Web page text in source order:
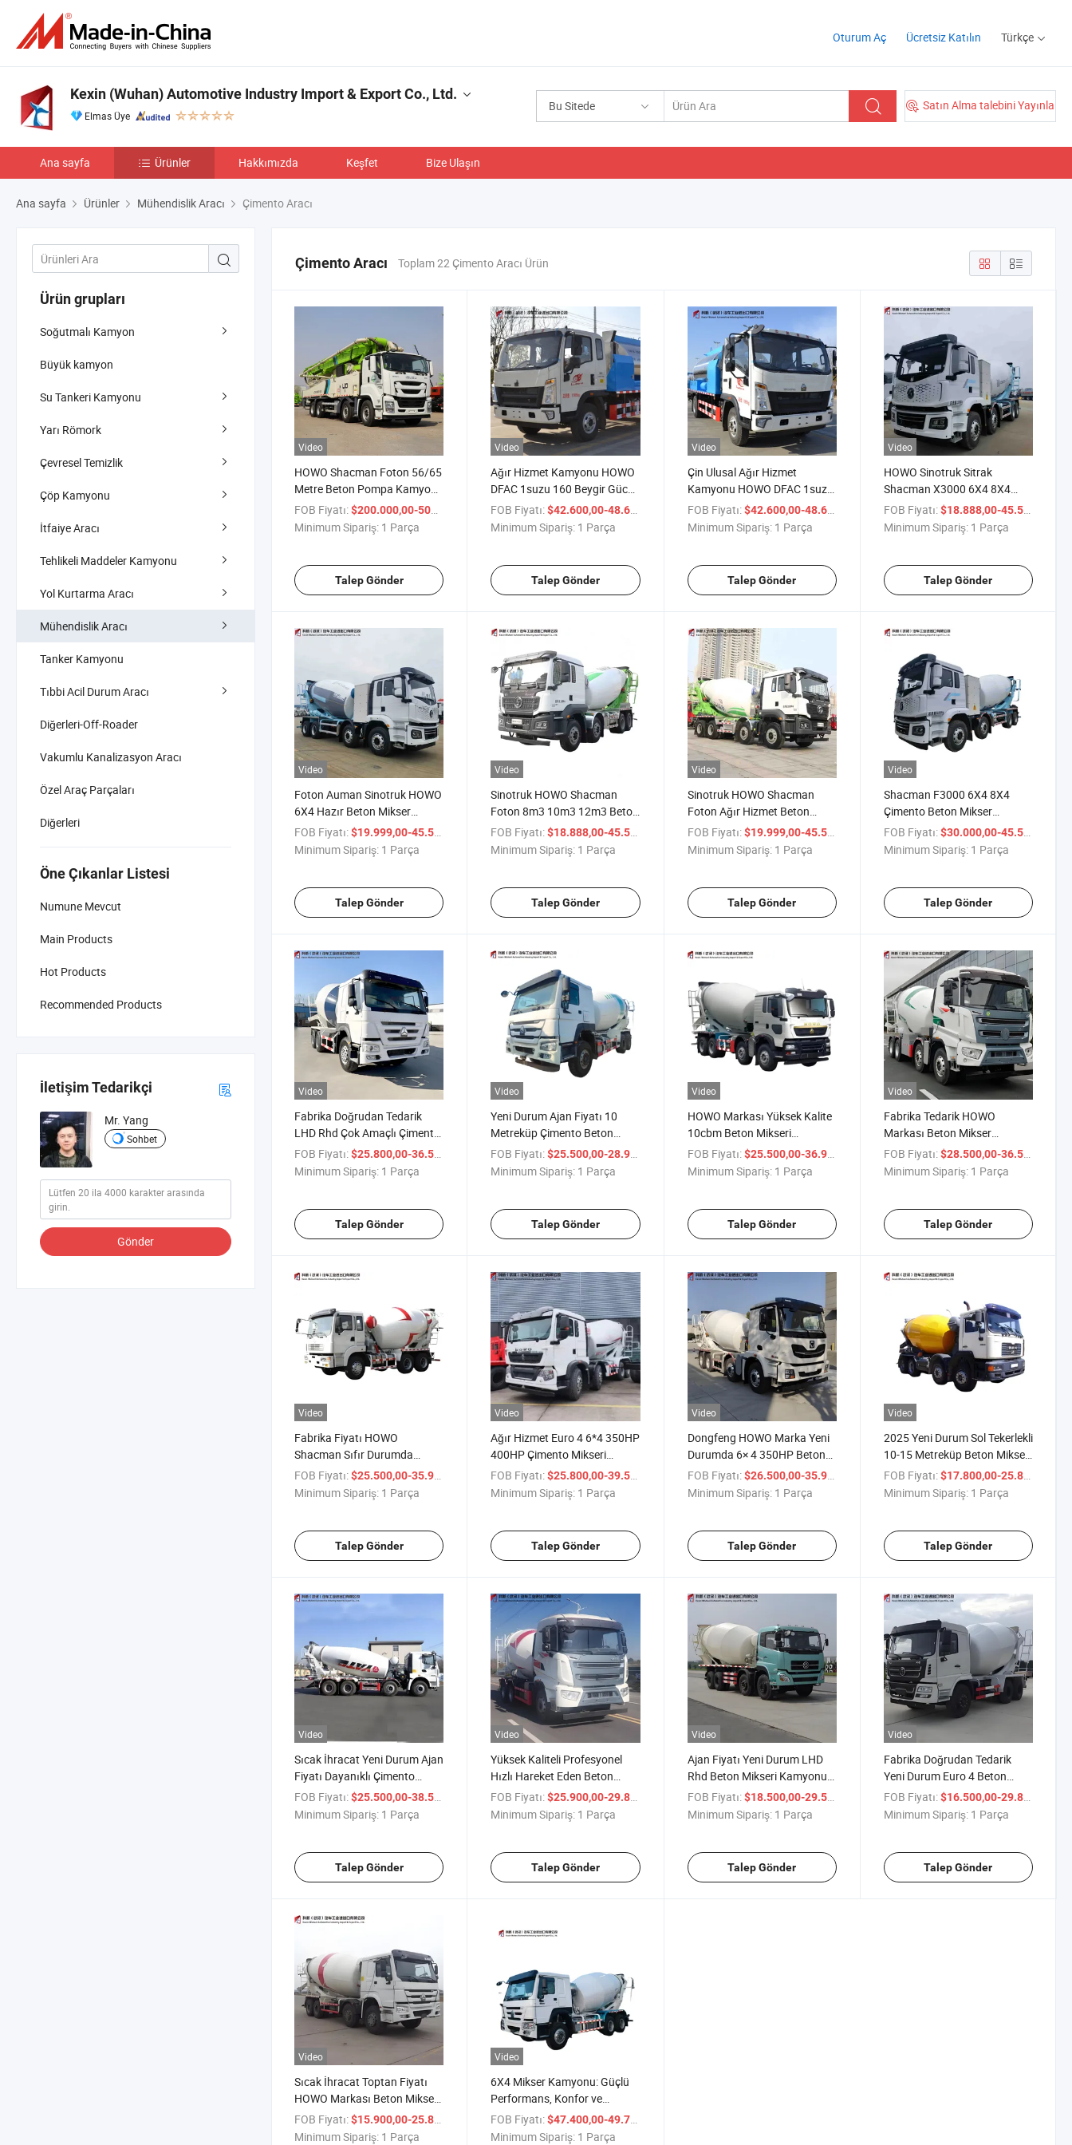
Oturum Aç Ücretsiz Katılın Türkçe
Bu Sitede Satın Alma talebini Yayınla
Kexin (Wuhan) Automotive Industry Import & Export Co., Ltd.
Elmas Üye
Ana sayfa Ürünler Hakkımızda Keşfet Bize Ulaşın
Ana sayfa Ürünler Mühendislik Aracı Çimento Aracı
Ürün grupları
Soğutmalı Kamyon
Büyük kamyon
Su Tankeri Kamyonu
Yarı Römork
Çevresel Temizlik
Çöp Kamyonu
İtfaiye Aracı
Tehlikeli Maddeler Kamyonu
Yol Kurtarma Aracı
Mühendislik Aracı
Tanker Kamyonu
Tıbbi Acil Durum Aracı
Diğerleri-Off-Roader
Vakumlu Kanalizasyon Aracı
Özel Araç Parçaları
Diğerleri
Öne Çıkanlar Listesi
Numune Mevcut
Main Products
Hot Products
Recommended Products
İletişim Tedarikçi
Mr. Yang
Sohbet
Gönder
Çimento Aracı Toplam 22 Çimento Aracı Ürün
Video
HOWO Shacman Foton 56/65
Metre Beton Pompa Kamyonu
İkinci El İnşaat Makineleri
Beton Yerleştirme Kolu İkinci
El Kamyon Monteli Beton
Pompa Kamyonu
FOB Fiyatı:$200.000,00-500.000,00
/ Parça
Minimum Sipariş: 1 Parça
Talep Gönder
Video
Ağır Hizmet Kamyonu HOWO
DFAC 1suzu 160 Beygir Gücü
4X2 Asfalt Dağıtım Kamyonu
FOB Fiyatı: $42.600,00-48.600,00
/ Parça
Minimum Sipariş: 1 Parça
Talep Gönder
Video
Çin Ulusal Ağır Hizmet
Kamyonu HOWO DFAC 1suzu
160 Beygir Gücü 4X2 Asfalt
Dağıtım Kamyonu
FOB Fiyatı: $42.600,00-48.600,00
/ Parça
Minimum Sipariş: 1 Parça
Talep Gönder
Video
HOWO Sinotruk Sitrak
Shacman X3000 6X4 8X4
Ağır Yük 10cbm 12cbm
14cbm Beton Mikseri
Kamyonu Euro 2 Euro 3 Euro
Çimento Mikseri Kamyonu
FOB Fiyatı: $18.888,00-45.500,00
Minimum Sipariş: 1 Parça
Talep Gönder
Video
Foton Auman Sinotruk HOWO
6X4 Hazır Beton Mikser
Kamyonu 8m3 10m3 12m3
290HP Dizel Motor Euro V Çift
Helix Karıştırma Tamburu
FOB Fiyatı:$19.999,00-45.500,00
/ Parça
Minimum Sipariş: 1 Parça
Talep Gönder
Video
Sinotruk HOWO Shacman
Foton 8m3 10m3 12m3 Beton
Mikseri Kamyonu Weichai
Motor Hızlı Şanzıman Man
Aks Otomobil Çimento Mikser
FOB Fiyatı: $18.888,00-45.500,00
/ Parça
Minimum Sipariş: 1 Parça
Talep Gönder
Video
Sinotruk HOWO Shacman
Foton Ağır Hizmet Beton
Mikseri Kamyonu 6X4 8X4
10cbm 12cbm 14cbm Güçlü
Şasi Yüksek Dayanıklılık
Motoru Çimento Mikseri
FOB Fiyatı: $19.999,00-45.500,00
/ Parça
Minimum Sipariş: 1 Parça
Talep Gönder
Video
Shacman F3000 6X4 8X4
Çimento Beton Mikser
Kamyonu 8m³ 10m³ Yüksek
Performanslı Karıştırma
Kapasitesine Sahip Otomatik
FOB Fiyatı: $30.000,00-45.500,00
Minimum Sipariş: 1 Parça
Talep Gönder
Video
Fabrika Doğrudan Tedarik
LHD Rhd Çok Amaçlı Çimento
Mikseri Kamyonu Betona
Mikser Kamyonu Verimli
Karıştırma için
FOB Fiyatı:$25.800,00-36.500,00
/ Parça
Minimum Sipariş: 1 Parça
Talep Gönder
Video
Yeni Durum Ajan Fiyatı 10
Metreküp Çimento Beton
Mikser Kamyonu İnşaat Beton
Mikseri Satılık
FOB Fiyatı: $25.500,00-28.900,00
/ Parça
Minimum Sipariş: 1 Parça
Talep Gönder
Video
HOWO Markası Yüksek Kalite
10cbm Beton Mikseri
Kamyonu Çimento Mikseri için
Çimento Taşıyıcı
FOB Fiyatı: $25.500,00-36.900,00
/ Parça
Minimum Sipariş: 1 Parça
Talep Gönder
Video
Fabrika Tedarik HOWO
Markası Beton Mikser
Kamyonu Çimento Mikser
Kamyonu LHD Sağ
Direksiyonlu İnşaat Sahası
İhracat
FOB Fiyatı: $28.500,00-36.500,00
Minimum Sipariş: 1 Parça
Talep Gönder
Video
Fabrika Fiyatı HOWO
Shacman Sıfır Durumda
3cbm-14cbm Beton Mikseri
Kamyonu Çimento Pompa
Makinesi Toptan Fiyatla
FOB Fiyatı:$25.500,00-35.900,00
/ Parça
Minimum Sipariş: 1 Parça
Talep Gönder
Video
Ağır Hizmet Euro 4 6*4 350HP
400HP Çimento Mikseri
Kamyonu Çimento Mikseri
Makinesi İnşaat Projeleri için
FOB Fiyatı: $25.800,00-39.500,00
/ Parça
Minimum Sipariş: 1 Parça
Talep Gönder
Video
Dongfeng HOWO Marka Yeni
Durumda 6× 4 350HP Beton
Mikseri Kamyonu Beton
Karıştırma Kamyonu Satışta
FOB Fiyatı: $26.500,00-35.900,00
/ Parça
Minimum Sipariş: 1 Parça
Talep Gönder
Video
2025 Yeni Durum Sol Tekerlekli
10-15 Metreküp Beton Mikseri
Beton Karıştırma Kamyonu
FOB Fiyatı: $17.800,00-25.800,00
Minimum Sipariş: 1 Parça
Talep Gönder
Video
Sıcak İhracat Yeni Durum Ajan
Fiyatı Dayanıklı Çimento
Mikseri Kamyonu Beton
Mikseri Kamyonu Ağır İnşaat
Kullanımı İçin Tasarlandı
FOB Fiyatı:$25.500,00-38.500,00
/ Parça
Minimum Sipariş: 1 Parça
Talep Gönder
Video
Yüksek Kaliteli Profesyonel
Hızlı Hareket Eden Beton
Mikseri Kamyonu Yol İnşaat
Ekipmanı için Tank Kamyonu
FOB Fiyatı: $25.900,00-29.800,00
/ Parça
Minimum Sipariş: 1 Parça
Talep Gönder
Video
Ajan Fiyatı Yeni Durum LHD
Rhd Beton Mikseri Kamyonu
Beton Makineleri Beton
Mikserleri Çin Fabrikasından
FOB Fiyatı: $18.500,00-29.500,00
/ Parça
Minimum Sipariş: 1 Parça
Talep Gönder
Video
Fabrika Doğrudan Tedarik
Yeni Durum Euro 4 Beton
Mikseri Kamyonu Çimento
Mikseri Kamyonu İyi Fiyat ile
FOB Fiyatı: $16.500,00-29.800,00
Minimum Sipariş: 1 Parça
Talep Gönder
Video
Sıcak İhracat Toptan Fiyatı
HOWO Markası Beton Mikseri
Kamyonu, İnşaat için
Dayanıklı Tasarım ile
FOB Fiyatı:$15.900,00-25.800,00
/ Parça
Minimum Sipariş: 1 Parça
Video
6X4 Mikser Kamyonu: Güçlü
Performans, Konfor ve
Verimlilik, 300tp Kapasite
Tankı, Stabil ve Dayanıklı
FOB Fiyatı: $47.400,00-49.700,00
Minimum Sipariş: 1 Parça